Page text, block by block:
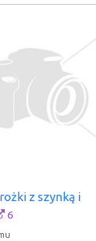
z szynką i
6